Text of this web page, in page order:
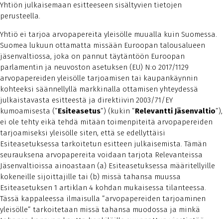
Yhtiön julkaisemaan esitteeseen sisältyvien tietojen
perusteella.
Yhtiö ei tarjoa arvopapereita yleisölle muualla kuin Suomessa.
Suomea lukuun ottamatta missään Euroopan talousalueen
jäsenvaltiossa, joka on pannut täytäntöön Euroopan
parlamentin ja neuvoston asetuksen (EU) N:o 2017/1129
arvopapereiden yleisölle tarjoamisen tai kaupankäynnin
kohteeksi säännellyllä markkinalla ottamisen yhteydessä
julkaistavasta esitteestä ja direktiivin 2003/71/EY
kumoamisesta (”Esiteasetus”) (kukin ”Relevantti Jäsenvaltio”),
ei ole tehty eikä tehdä mitään toimenpiteitä arvopapereiden
tarjoamiseksi yleisölle siten, että se edellyttäisi
Esiteasetuksessa tarkoitetun esitteen julkaisemista. Tämän
seurauksena arvopapereita voidaan tarjota Relevanteissa
Jäsenvaltioissa ainoastaan (a) Esiteasetuksessa määritellyille
kokeneille sijoittajille tai (b) missä tahansa muussa
Esiteasetuksen 1 artiklan 4 kohdan mukaisessa tilanteessa.
Tässä kappaleessa ilmaisulla ”arvopapereiden tarjoaminen
yleisölle” tarkoitetaan missä tahansa muodossa ja minkä